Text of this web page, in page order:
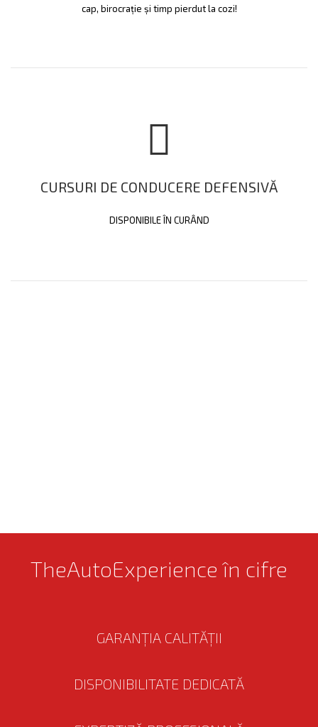
cap, birocrație și timp pierdut la cozi!
CURSURI DE CONDUCERE DEFENSIVĂ
DISPONIBILE ÎN CURÂND
TheAutoExperience în cifre
GARANȚIA CALITĂȚII
DISPONIBILITATE DEDICATĂ